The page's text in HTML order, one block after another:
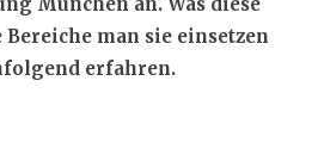
München an. Was diese
man sie einsetzen
erfahren.